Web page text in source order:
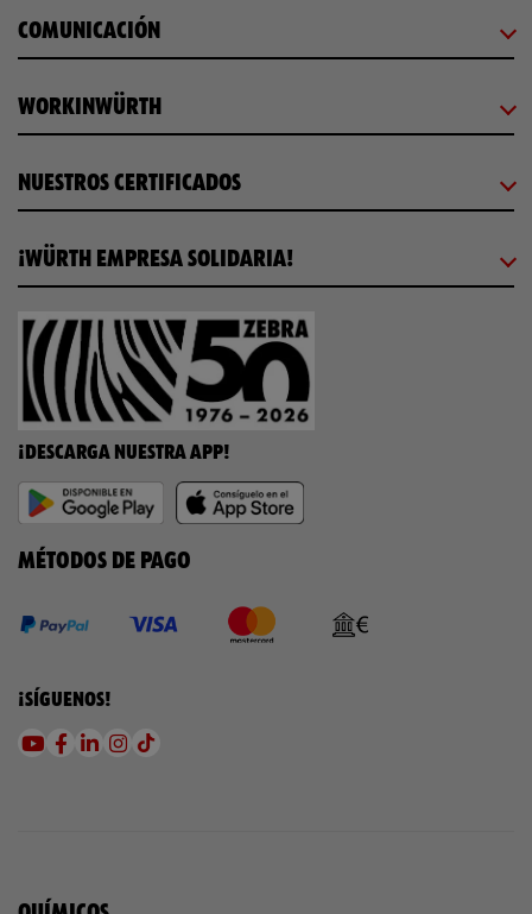
COMUNICACIÓN
WORKINWÜRTH
NUESTROS CERTIFICADOS
¡WÜRTH EMPRESA SOLIDARIA!
¡DESCARGA NUESTRA APP!
MÉTODOS DE PAGO
¡SÍGUENOS!